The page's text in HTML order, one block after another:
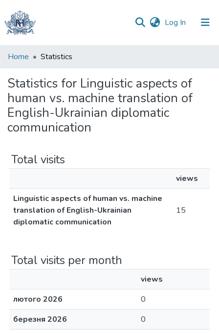
Log In (current)
Communities
Collections
All of DSpace
Home Statistics
Statistics for Linguistic aspects of
human vs. machine translation of
English-Ukrainian diplomatic
communication
Total visits
views
Linguistic aspects of human vs. machine
translation of English-Ukrainian
diplomatic communication
15
Total visits per month
views
лютого 2026
0
березня 2026
0